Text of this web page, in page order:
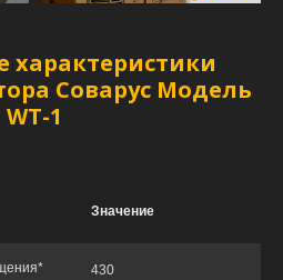
характеристики
Соварус Модель
WT-1
Значение
430